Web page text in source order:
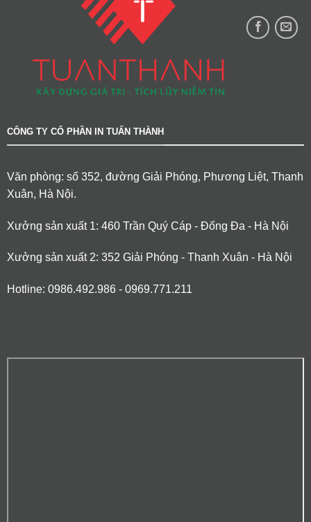
CÔNG TY CỔ PHẦN IN TUẤN THÀNH
Văn phòng: số 352, đường Giải Phóng, Phương Liệt, Thanh
Xuân, Hà Nội.
Xưởng sản xuất 1: 460 Trần Quý Cáp - Đống Đa - Hà Nội
Xưởng sản xuất 2: 352 Giải Phóng - Thanh Xuân - Hà Nội
Hotline: 0986.492.986 - 0969.771.211